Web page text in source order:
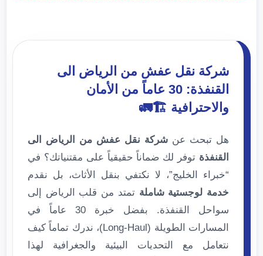
شركة نقل عفش من الرياض الى
القنفذة: 30 عاماً من الأمان
والاحترافية 🏗️🚛
هل تبحث عن شركة نقل عفش من الرياض الى
القنفذة توفر لك ضماناً حقيقياً على مقتنياتك؟ في
“خبراء الخليج”، لا نكتفي بنقل الأثاث، بل نقدم
خدمة لوجستية شاملة تمتد من قلب الرياض إلى
سواحل القنفذة. بفضل خبرة 30 عاماً في
المسارات الطويلة (Long-Haul)، ندرك تماماً كيف
نتعامل مع التحديات البيئية والجغرافية لهذا